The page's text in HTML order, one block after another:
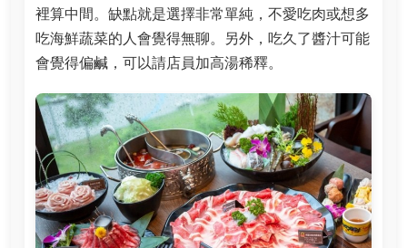
裡算中間。缺點就是選擇非常單純，不愛吃肉或想多
吃海鮮蔬菜的人會覺得無聊。另外，吃久了醬汁可能
會覺得偏鹹，可以請店員加高湯稀釋。